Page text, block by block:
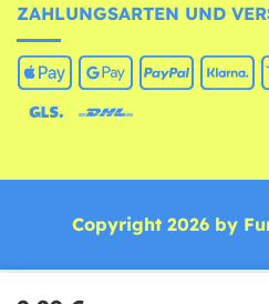
ZAHLUNGSARTEN UND
Copyright 2026 by